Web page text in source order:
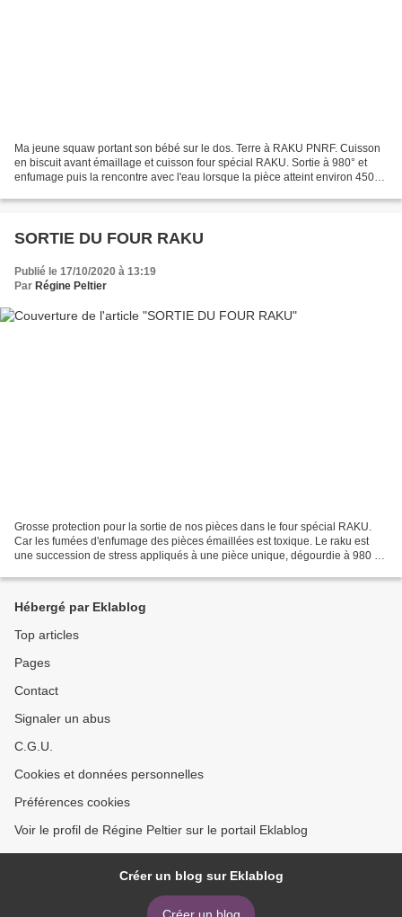
Ma jeune squaw portant son bébé sur le dos. Terre à RAKU PNRF. Cuisson
en biscuit avant émaillage et cuisson four spécial RAKU. Sortie à 980° et
enfumage puis la rencontre avec l'eau lorsque la pièce atteint environ 450°.
SORTIE DU FOUR RAKU
Publié le 17/10/2020 à 13:19
Par Régine Peltier
Grosse protection pour la sortie de nos pièces dans le four spécial RAKU.
Car les fumées d'enfumage des pièces émaillées est toxique. Le raku est
une succession de stress appliqués à une pièce unique, dégourdie à 980 °C
Hébergé par Eklablog
Top articles
Pages
Contact
Signaler un abus
C.G.U.
Cookies et données personnelles
Préférences cookies
Voir le profil de Régine Peltier sur le portail Eklablog
Créer un blog sur Eklablog